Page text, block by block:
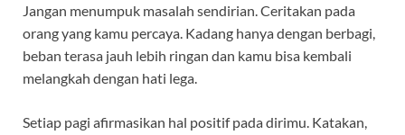
Jangan menumpuk masalah sendirian. Ceritakan pada
orang yang kamu percaya. Kadang hanya dengan berbagi,
beban terasa jauh lebih ringan dan kamu bisa kembali
melangkah dengan hati lega.
Setiap pagi afirmasikan hal positif pada dirimu. Katakan,